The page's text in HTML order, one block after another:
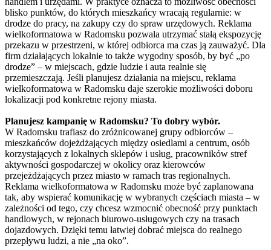
blisko punktów, do których mieszkańcy wracają regularnie: w
drodze do pracy, na zakupy czy do spraw urzędowych. Reklama
wielkoformatowa w Radomsku pozwala utrzymać stałą ekspozycję
przekazu w przestrzeni, w której odbiorca ma czas ją zauważyć. Dla
firm działających lokalnie to także wygodny sposób, by być „po
drodze” – w miejscach, gdzie ludzie i auta realnie się
przemieszczają. Jeśli planujesz działania na miejscu, reklama
wielkoformatowa w Radomsku daje szerokie możliwości doboru
lokalizacji pod konkretne rejony miasta.
Planujesz kampanię w Radomsku? To dobry wybór.
W Radomsku trafiasz do zróżnicowanej grupy odbiorców –
mieszkańców dojeżdżających między osiedlami a centrum, osób
korzystających z lokalnych sklepów i usług, pracowników stref
aktywności gospodarczej w okolicy oraz kierowców
przejeżdżających przez miasto w ramach tras regionalnych.
Reklama wielkoformatowa w Radomsku może być zaplanowana
tak, aby wspierać komunikację w wybranych częściach miasta – w
zależności od tego, czy chcesz wzmocnić obecność przy punktach
handlowych, w rejonach biurowo-usługowych czy na trasach
dojazdowych. Dzięki temu łatwiej dobrać miejsca do realnego
przepływu ludzi, a nie „na oko”.